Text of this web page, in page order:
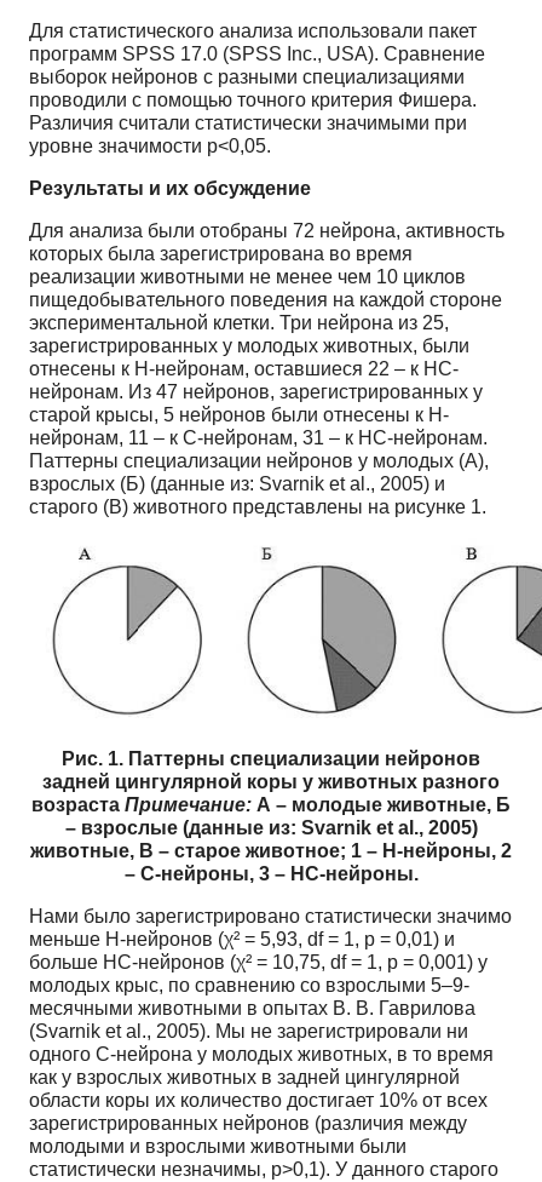
Для статистического анализа использовали пакет
программ SPSS 17.0 (SPSS Inc., USA). Сравнение
выборок нейронов с разными специализациями
проводили с помощью точного критерия Фишера.
Различия считали статистически значимыми при
уровне значимости р<0,05.
Результаты и их обсуждение
Для анализа были отобраны 72 нейрона, активность
которых была зарегистрирована во время
реализации животными не менее чем 10 циклов
пищедобывательного поведения на каждой стороне
экспериментальной клетки. Три нейрона из 25,
зарегистрированных у молодых животных, были
отнесены к Н-нейронам, оставшиеся 22 – к НС-
нейронам. Из 47 нейронов, зарегистрированных у
старой крысы, 5 нейронов были отнесены к Н-
нейронам, 11 – к С-нейронам, 31 – к НС-нейронам.
Паттерны специализации нейронов у молодых (А),
взрослых (Б) (данные из: Svarnik et al., 2005) и
старого (В) животного представлены на рисунке 1.
Рис. 1. Паттерны специализации нейронов
задней цингулярной коры у животных разного
возраста Примечание: А – молодые животные, Б
– взрослые (данные из: Svarnik et al., 2005)
животные, В – старое животное; 1 – Н-нейроны, 2
– С-нейроны, 3 – НС-нейроны.
Нами было зарегистрировано статистически значимо
меньше Н-нейронов (χ² = 5,93, df = 1, p = 0,01) и
больше НС-нейронов (χ² = 10,75, df = 1, p = 0,001) у
молодых крыс, по сравнению со взрослыми 5–9-
месячными животными в опытах В. В. Гаврилова
(Svarnik et al., 2005). Мы не зарегистрировали ни
одного С-нейрона у молодых животных, в то время
как у взрослых животных в задней цингулярной
области коры их количество достигает 10% от всех
зарегистрированных нейронов (различия между
молодыми и взрослыми животными были
статистически незначимы, р>0,1). У данного старого